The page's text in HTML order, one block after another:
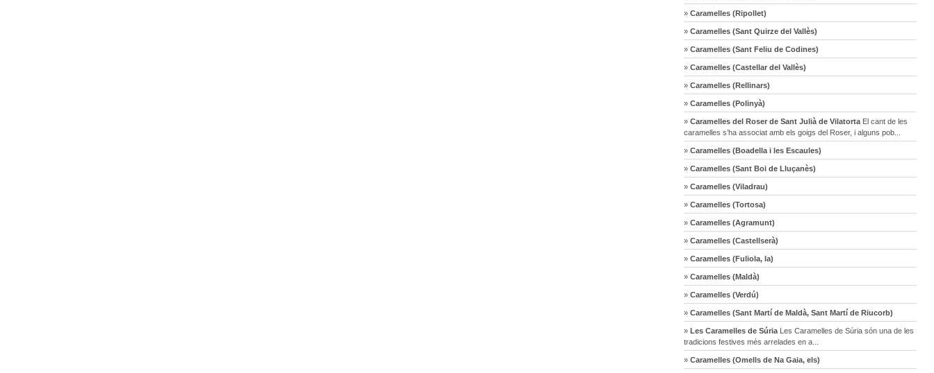
» Caramelles (Ripollet)
» Caramelles (Sant Quirze del Vallès)
» Caramelles (Sant Feliu de Codines)
» Caramelles (Castellar del Vallès)
» Caramelles (Rellinars)
» Caramelles (Polinyà)
» Caramelles del Roser de Sant Julià de Vilatorta El cant de les
caramelles s’ha associat amb els goigs del Roser, i alguns pob...
» Caramelles (Boadella i les Escaules)
» Caramelles (Sant Boi de Lluçanès)
» Caramelles (Viladrau)
» Caramelles (Tortosa)
» Caramelles (Agramunt)
» Caramelles (Castellserà)
» Caramelles (Fuliola, la)
» Caramelles (Maldà)
» Caramelles (Verdú)
» Caramelles (Sant Martí de Maldà, Sant Martí de Riucorb)
» Les Caramelles de Súria Les Caramelles de Súria són una de les
tradicions festives més arrelades en a...
» Caramelles (Omells de Na Gaia, els)